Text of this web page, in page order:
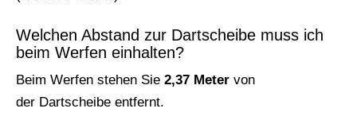
Welchen Abstand zur Dartscheibe muss ich
beim Werfen einhalten?
Beim Werfen stehen Sie 2,37 Meter von
der Dartscheibe entfernt.